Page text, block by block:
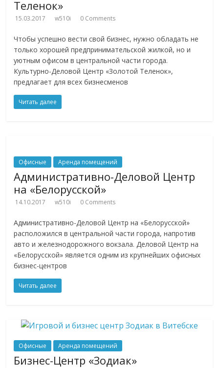
Теленок»
15.03.2017 w510i 0 Comments
Чтобы успешно вести свой бизнес, нужно обладать не
только хорошей предпринимательской жилкой, но и
уютным офисом в центральной части города.
Культурно-Деловой Центр «Золотой Теленок»,
предлагает для всех бизнесменов
Читать далее
Офисные Аренда помещений
Административно-Деловой Центр
на «Белорусской»
14.10.2017 w510i 0 Comments
Административно-Деловой Центр на «Белорусской»
расположился в центральной части города, напротив
авто и железнодорожного вокзала. Деловой Центр на
«Белорусской» является одним из крупнейших офисных
бизнес-центров
Читать далее
Офисные Аренда помещений
Бизнес-Центр «Зодиак»